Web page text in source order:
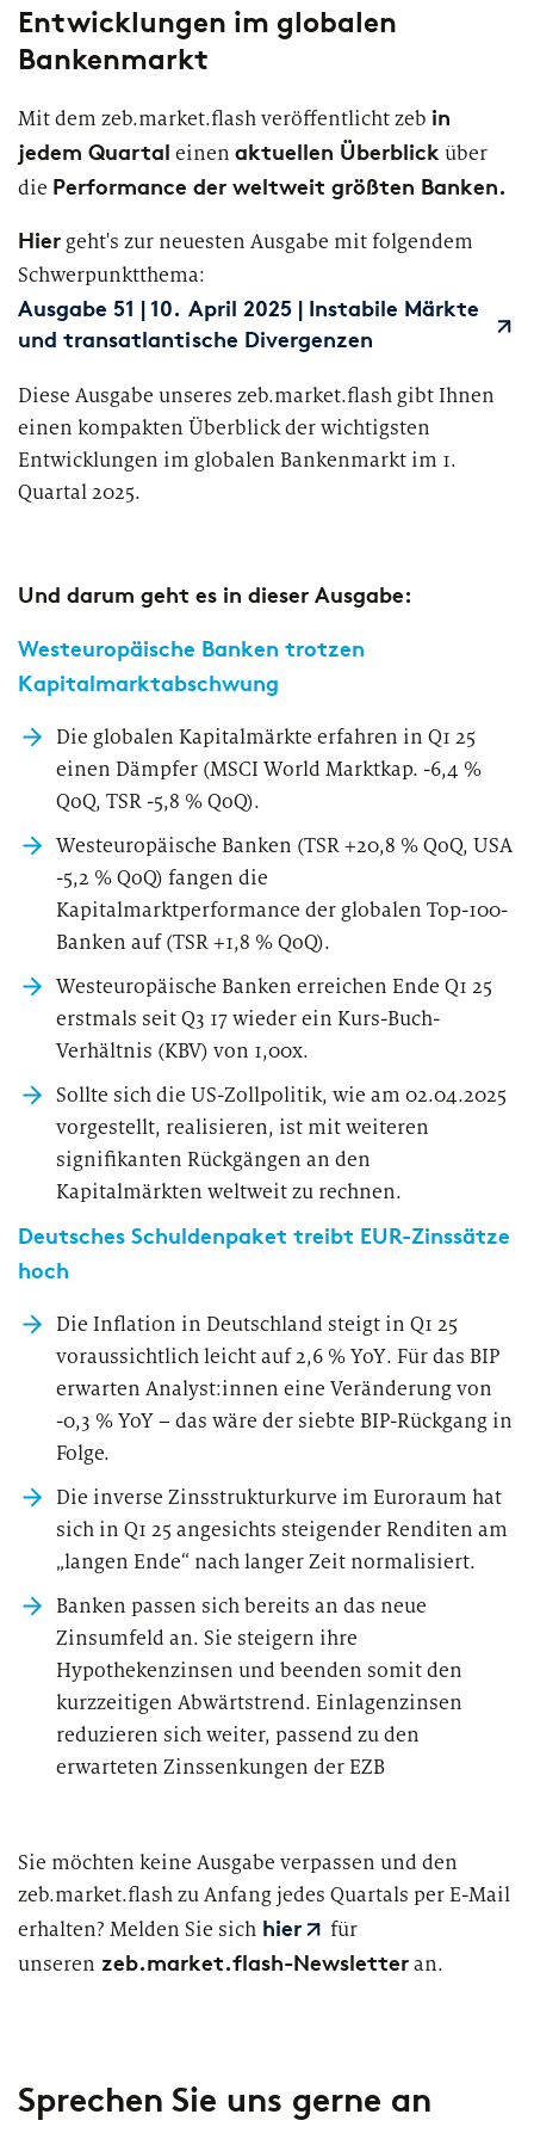
Kompositversicherer
Krankenversicherer
Lebensversicherer
Spezialinstitute &
Techunternehmen
Leasinggesellschaften
Private Banking & Wealth
Management
Regulierung & Sonderprüfungen
Themenfür Financial Services
Transformationskompetenz entlang der gesamten
PUBLIKATION
Marktstudie unter Versicherern:
Operations der Zukunft
European Asset Management Study
2026
Entwicklungen im globalen
Bankenmarkt
Mit dem zeb.market.flash veröffentlicht zeb in
jedem Quartal einen aktuellen Überblicküber
die Performance der weltweit größten Banken.
Hier geht's zur neuesten Ausgabe mit folgendem
Schwerpunktthema:
Ausgabe 51 | 10. April 2025 | Instabile Märkte
und transatlantische Divergenzen
Diese Ausgabe unseres zeb.market.flash gibt Ihnen
einen kompakten Überblick der wichtigsten
Entwicklungen im globalen Bankenmarkt im 1.
Quartal 2025.
Und darum geht es in dieser Ausgabe:
Westeuropäische Banken trotzen
Kapitalmarktabschwung
Die globalen Kapitalmärkte erfahren in Q1 25
einen Dämpfer (MSCI World Marktkap. -6,4 %
QoQ, TSR -5,8 % QoQ).
Westeuropäische Banken (TSR +20,8 % QoQ, USA
-5,2 % QoQ) fangen die
Kapitalmarktperformance der globalen Top-100-
Banken auf (TSR +1,8 % QoQ).
Westeuropäische Banken erreichen Ende Q1 25
erstmals seit Q3 17 wieder ein Kurs-Buch-
Verhältnis (KBV) von 1,00x.
Sollte sich die US-Zollpolitik, wie am 02.04.2025
vorgestellt, realisieren, ist mit weiteren
signifikanten Rückgängen an den
Kapitalmärkten weltweit zu rechnen.
Deutsches Schuldenpaket treibt EUR-Zinssätze
hoch
Die Inflation in Deutschland steigt in Q1 25
voraussichtlich leicht auf 2,6 % YoY. Für das BIP
erwarten Analyst:innen eine Veränderung von
-0,3 % YoY – das wäre der siebte BIP-Rückgang in
Folge.
Die inverse Zinsstrukturkurve im Euroraum hat
sich in Q1 25 angesichts steigender Renditen am
„langen Ende“ nach langer Zeit normalisiert.
Banken passen sich bereits an das neue
Zinsumfeld an. Sie steigern ihre
Hypothekenzinsen und beenden somit den
kurzzeitigen Abwärtstrend. Einlagenzinsen
reduzieren sich weiter, passend zu den
erwarteten Zinssenkungen der EZB
Sie möchten keine Ausgabe verpassen und den
zeb.market.flash zu Anfang jedes Quartals per E-Mail
erhalten? Melden Sie sich hier
für
unseren zeb.market.flash-Newsletteran.
Sprechen Sie uns gerne an